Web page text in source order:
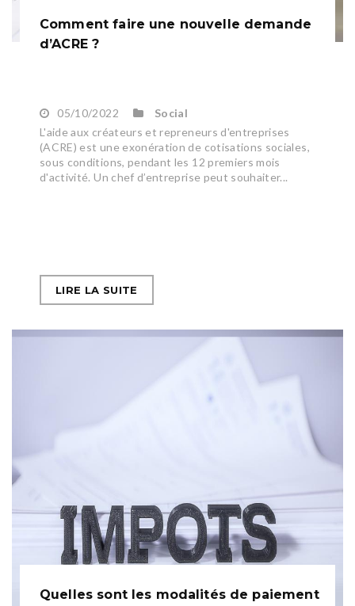
Comment faire une nouvelle demande
d’ACRE ?
05/10/2022
Social
L'aide aux créateurs et repreneurs d'entreprises
(ACRE) est une exonération de cotisations sociales,
sous conditions, pendant les 12 premiers mois
d'activité. Un chef d’entreprise peut souhaiter...
LIRE LA SUITE
Quelles sont les modalités de paiement